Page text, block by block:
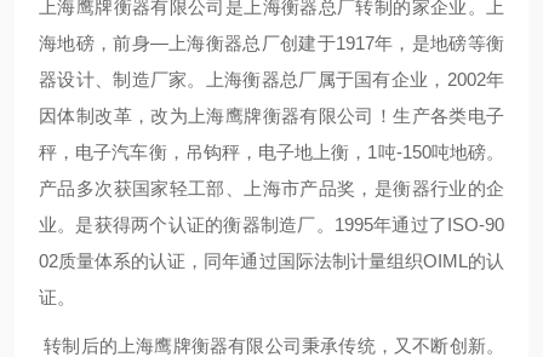
上海鹰牌衡器有限公司是上海衡器总厂转制的家企业。上
海地磅，前身—上海衡器总厂创建于1917年 ， 是地磅等衡
器设计、制造厂家。上海衡器总厂属于国有企业 ， 2002年
因体制改革，改为上海鹰牌衡器有限公司！生产各类电子
秤，电子汽车衡，吊钩秤，电子地上衡，1吨-150吨地磅。
产品多次获国家轻工部、上海市产品奖 ， 是衡器行业的企
业。是获得两个认证的衡器制造厂。1995年通过了ISO-90
02质量体系的认证 ， 同年通过国际法制计量组织OIML的认
证。
转制后的上海鹰牌衡器有限公司秉承传统， 又不断创新。